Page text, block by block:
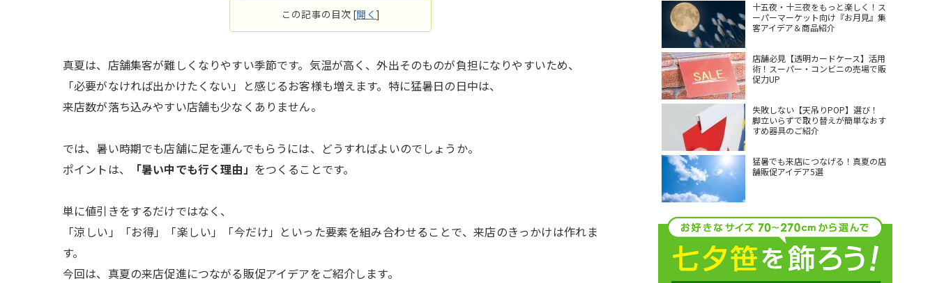
この記事の目次 [開く ]
真夏は、店舗集客が難しくなりやすい季節です。気温が高く、外出そのものが負担になりやすいため、
「必要がなければ出かけたくない」と感じるお客様も増えます。特に猛暑日の日中は、
来店数が落ち込みやすい店舗も少なくありません。
では、暑い時期でも店舗に足を運んでもらうには、どうすればよいのでしょうか。
ポイントは、
「暑い中でも行く理由」 をつくることです。
単に値引きをするだけではなく、
「涼しい」「お得」「楽しい」「今だけ」といった要素を組み合わせることで、来店のきっかけは作れま
す。
今回は、真夏の来店促進につながる販促アイデアをご紹介します。
十五夜・十三夜をもっと楽しく！ス
ーパーマーケット向け『お月見』集
客アイデア＆商品紹介
店舗必見【透明カードケース】活用
術！スーパー・コンビニの売場で販
促力UP
失敗しない【天吊りPOP】選び！
脚立いらずで取り替えが簡単なおす
すめ器具のご紹介
猛暑でも来店につなげる！真夏の店
舗販促アイデア5選